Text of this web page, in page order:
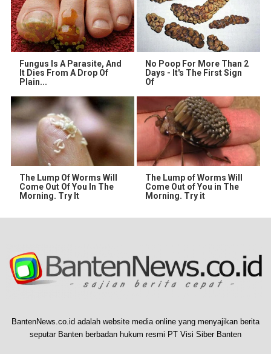
Fungus Is A Parasite, And
It Dies From A Drop Of
Plain...
No Poop For More Than 2
Days - It's The First Sign
Of
The Lump Of Worms Will
Come Out Of You In The
Morning. Try It
The Lump of Worms Will
Come Out of You in The
Morning. Try it
BantenNews.co.id adalah website media online yang menyajikan berita
seputar Banten berbadan hukum resmi PT Visi Siber Banten